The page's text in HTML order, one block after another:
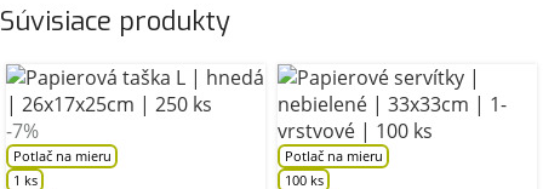
Súvisiace produkty
-7%
Potlač na mieru
1 ks
Potlač na mieru
100 ks